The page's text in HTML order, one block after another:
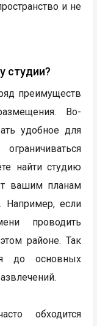
и не
студии?
преимуществ
Во-
удобное для
найти студию
вашим планам
Например, если
проводить
районе. Так
до основных
обходится